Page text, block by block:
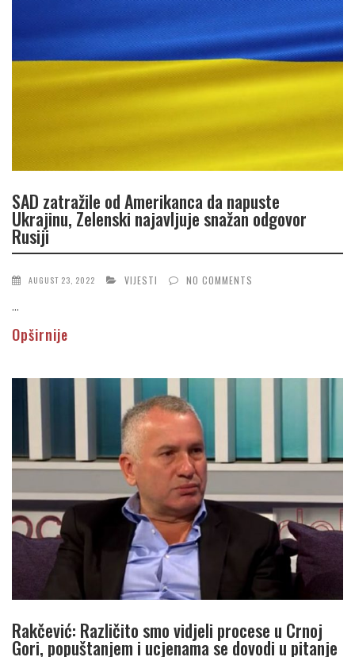
SAD zatražile od Amerikanca da napuste
Ukrajinu, Zelenski najavljuje snažan odgovor
Rusiji
AUGUST 23, 2022 VIJESTI NO COMMENTS
...
Opširnije
Rakčević: Različito smo vidjeli procese u Crnoj
Gori, popuštanjem i ucjenama se dovodi u pitanje